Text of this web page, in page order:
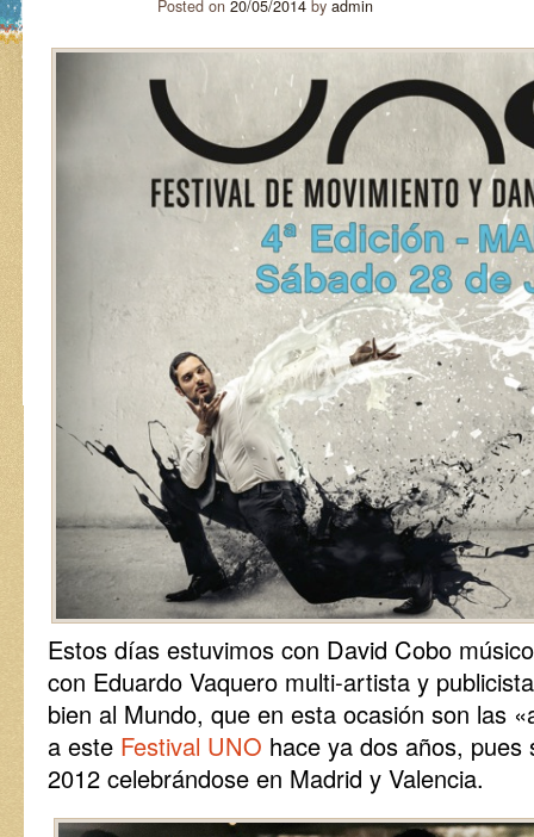
Posted on 20/05/2014 by admin
Estos días estuvimos con David Cobo
con Eduardo Vaquero multi-artista y
bien al Mundo, que en esta ocasión son las
a este Festival UNO hace ya dos años,
2012 celebrándose en Madrid y Valencia.